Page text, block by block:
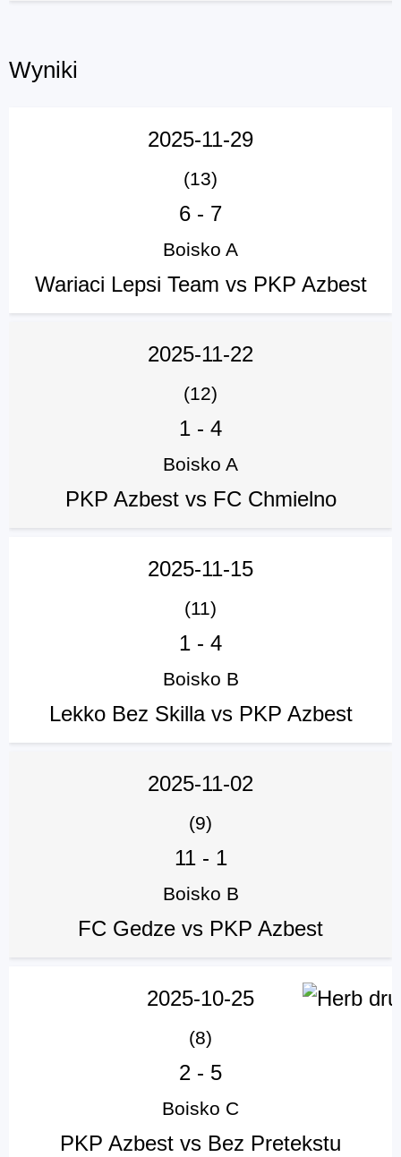
Wyniki
2025-11-29
(13)
6 - 7
Boisko A
Wariaci Lepsi Team vs PKP Azbest
2025-11-22
(12)
1 - 4
Boisko A
PKP Azbest vs FC Chmielno
2025-11-15
(11)
1 - 4
Boisko B
Lekko Bez Skilla vs PKP Azbest
2025-11-02
(9)
11- 1
Boisko B
FC Gedze vs PKP Azbest
2025-10-25
(8)
2 - 5
Boisko C
PKP Azbest vs Bez Pretekstu